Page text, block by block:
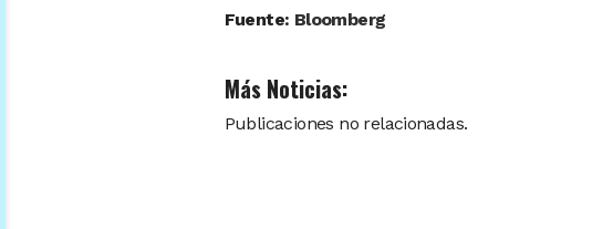
Fuente: Bloomberg
Más Noticias:
Publicaciones no relacionadas.